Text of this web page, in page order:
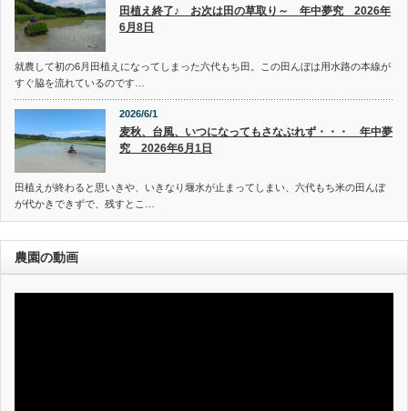
田植え終了♪ お次は田の草取り～ 年中夢究 2026年
6月8日
就農して初の6月田植えになってしまった六代もち田。この田んぼは用水路の本線が
すぐ脇を流れているのです…
2026/6/1
麦秋、台風、いつになってもさなぶれず・・・ 年中夢
究 2026年6月1日
田植えが終わると思いきや、いきなり堰水が止まってしまい、六代もち米の田んぼ
が代かきできずで、残すとこ…
農園の動画